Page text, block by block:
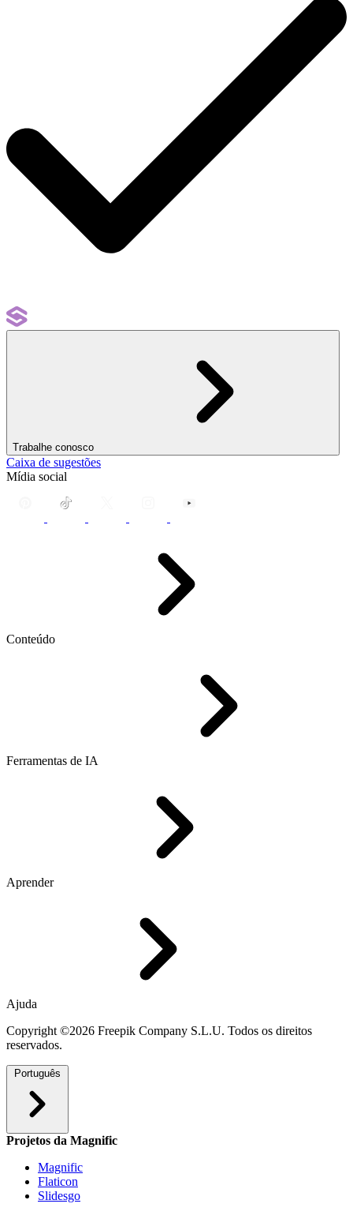
Trabalhe conosco
Caixa de sugestões
Mídia social
Conteúdo
Ferramentas de IA
Aprender
Ajuda
Copyright ©2026 Freepik Company S.L.U. Todos os direitos
reservados.
Português
Projetos da Magnific
Magnific
Flaticon
Slidesgo